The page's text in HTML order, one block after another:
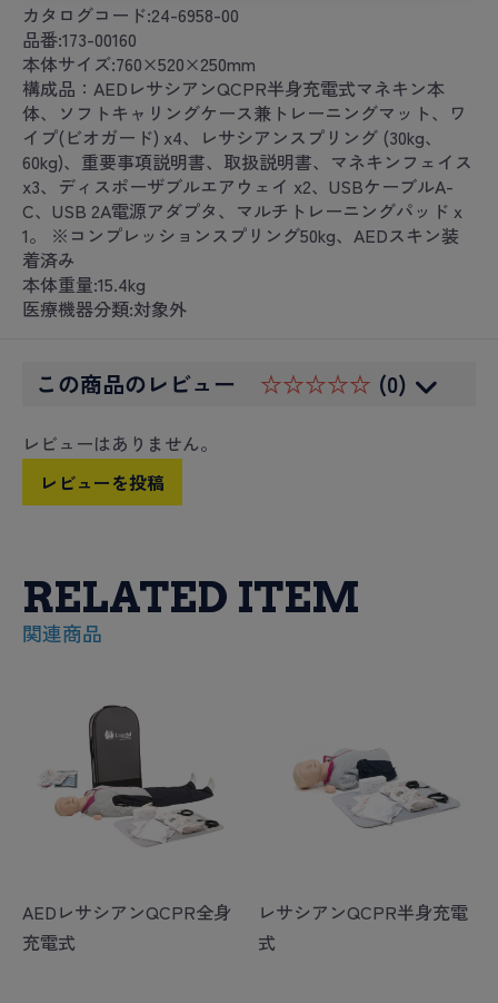
カタログコード:24-6958-00
品番:173-00160
本体サイズ:760×520×250mm
構成品：AEDレサシアンQCPR半身充電式マネキン本
体、ソフトキャリングケース兼トレーニングマット、ワ
イプ(ビオガード) x4、レサシアンスプリング (30kg、
60kg)、重要事項説明書、取扱説明書、マネキンフェイス
x3、ディスポーザブルエアウェイ x2、USBケーブルA-
C、USB 2A電源アダプタ、マルチトレーニングパッドｘ
1。 ※コンプレッションスプリング50kg、AEDスキン装
着済み
本体重量:15.4kg
医療機器分類:対象外
この商品のレビュー ☆☆☆☆☆ (0)
レビューはありません。
レビューを投稿
RELATED ITEM
関連商品
AEDレサシアンQCPR全身
充電式
レサシアンQCPR半身充電
式